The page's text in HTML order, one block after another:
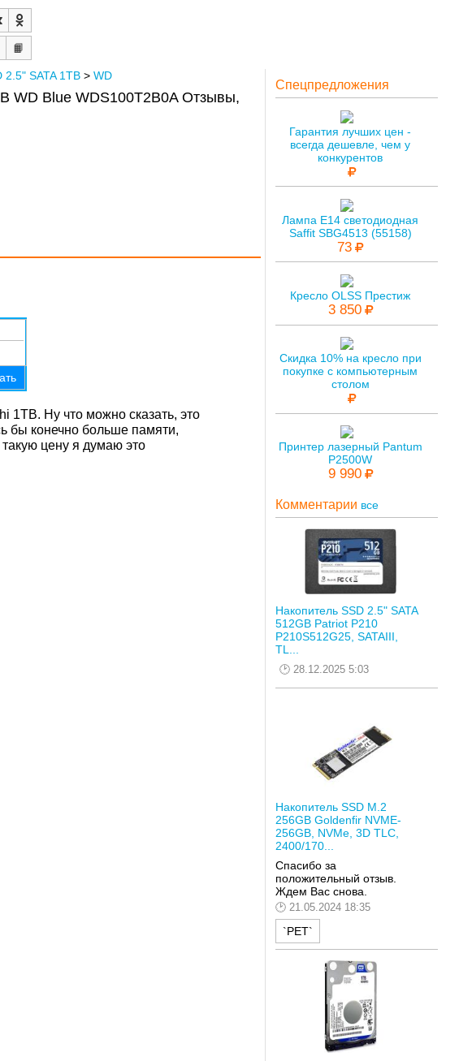
📙
2.5" SATA 1TB> WD
WD Blue WDS100T2B0A Отзывы,
1TB. Ну что можно сказать, это
бы конечно больше памяти,
цену я думаю это
Спецпредложения
Гарантия лучших цен -
всегда дешевле, чем у
конкурентов
Лампа E14 светодиодная
Saffit SBG4513 (55158)
73
Кресло OLSS Престиж
3 850
Скидка 10% на кресло при
покупке с компьютерным
столом
Принтер лазерный Pantum
P2500W
9 990
Комментарии все
Накопитель SSD 2.5" SATA
512GB Patriot P210
P210S512G25, SATAIII,
TL...
28.12.2025 5:03
Накопитель SSD M.2
256GB Goldenfir NVME-
256GB, NVMe, 3D TLC,
2400/170...
Спасибо за
положительный отзыв.
Ждем Вас снова.
21.05.2024 18:35
`РЕТ`